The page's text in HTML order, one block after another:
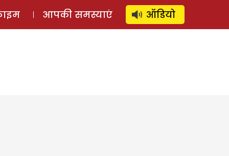
लॉग इन ⚲ SUBSCRIBE
आपकी समस्याएं ऑडियो